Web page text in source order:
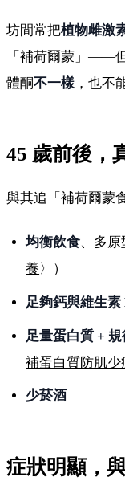
坊間常把植物雌激
「補荷爾蒙」——
體酮不一樣 ，也不
45 歲前後，
與其追「補荷爾蒙
均衡飲食、多
養 〉）
足夠鈣與維生素
足量蛋白質 +
補蛋白質防肌少
少菸酒
症狀明顯，